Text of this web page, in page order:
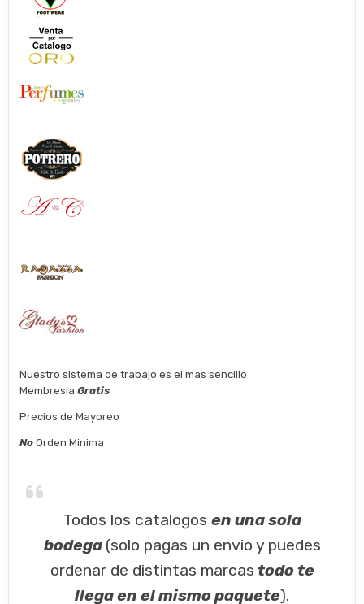
Nuestro sistema de trabajo es el mas sencillo
MembresiaGratis
Precios de Mayoreo
No Orden Minima
Todos los catalogos en una sola
bodega (solo pagas un envio y puedes
ordenar de distintas marcas todo te
llega en el mismo paquete).